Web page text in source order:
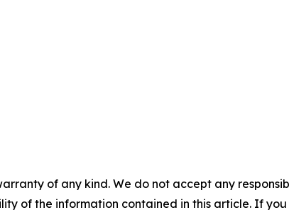
of any kind. We do not accept any
of the information contained in this article. If